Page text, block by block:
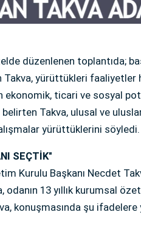
düzenlenen toplantıda;
Takva, yürüttükleri faaliyetler
ekonomik, ticari ve sosyal
Takva, ulusal ve
yürüttüklerini söyledi.
SEÇTİK"
Kurulu Başkanı Necdet
odanın 13 yıllık kurumsal
konuşmasında şu ifadelere